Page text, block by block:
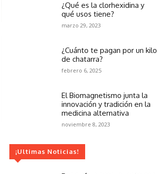
¿Qué es la clorhexidina y
qué usos tiene?
marzo 29, 2023
¿Cuánto te pagan por un kilo
de chatarra?
febrero 6, 2025
El Biomagnetismo junta la
innovación y tradición en la
medicina alternativa
noviembre 8, 2023
¡Ultimas Noticias!